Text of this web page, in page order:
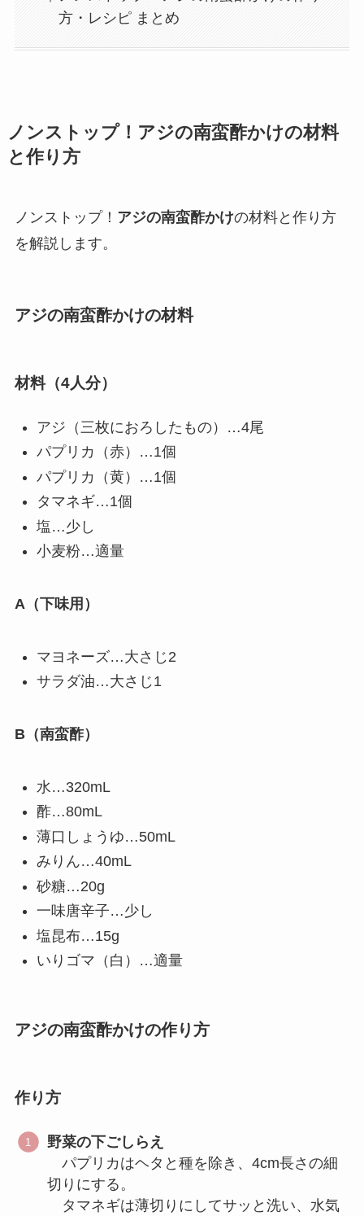
方・レシピ まとめ
ノンストップ！ アジの南蛮酢かけの材料
と作り方
ノンストップ！ アジの南蛮酢かけの材料と作り方
を解説します。
アジの南蛮酢かけの材料
材料（4人分）
アジ（三枚におろしたもの）…4尾
パプリカ（赤）…1個
パプリカ（黄）…1個
タマネギ…1個
塩…少し
小麦粉…適量
A（下味用）
マヨネーズ…大さじ2
サラダ油…大さじ1
B（南蛮酢）
水…320mL
酢…80mL
薄口しょうゆ…50mL
みりん…40mL
砂糖…20g
一味唐辛子…少し
塩昆布…15g
いりゴマ（白）…適量
アジの南蛮酢かけの作り方
作り方
野菜の下ごしらえ
パプリカはヘタと種を除き、4cm長さの細
切りにする。
タマネギは薄切りにしてサッと洗い、水気